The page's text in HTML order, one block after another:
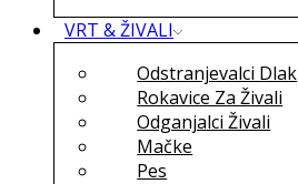
VRT & ŽIVALI
Odstranjevalci Dlak
Rokavice Za Živali
Odganjalci Živali
Mačke
Pes